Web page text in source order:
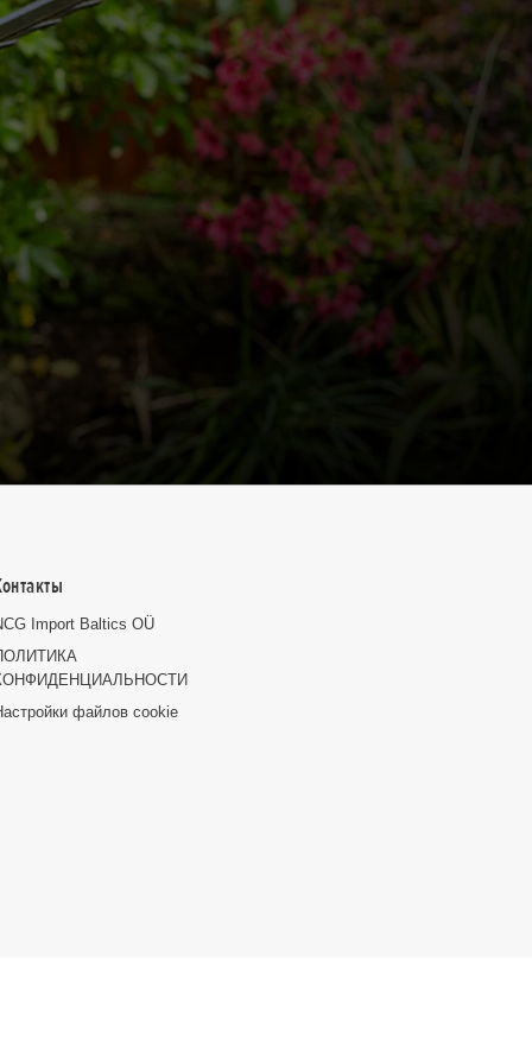
Import Baltics OÜ
файлов cookie